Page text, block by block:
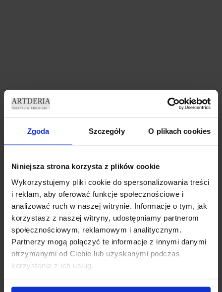
Zgoda Szczegóły O plikach cookies
Niniejsza strona korzysta z plików cookie
Wykorzystujemy pliki cookie do spersonalizowania treści
i reklam, aby oferować funkcje społecznościowe i
analizować ruch w naszej witrynie. Informacje o tym, jak
korzystasz z naszej witryny, udostępniamy partnerom
społecznościowym, reklamowym i analitycznym.
Partnerzy mogą połączyć te informacje z innymi danymi
otrzymanymi od Ciebie lub uzyskanymi podczas
korzystania z ich usług.
SILVER ZASŁONY
Dodaj do koszyka
CYRKONIE 140×270 BABY
Dodaj do koszyka